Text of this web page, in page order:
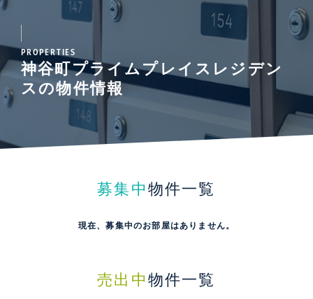
PROPERTIES
神谷町プライムプレイスレジデン
スの物件情報
募集中 物件一覧
現在、募集中のお部屋はありません。
売出中 物件一覧